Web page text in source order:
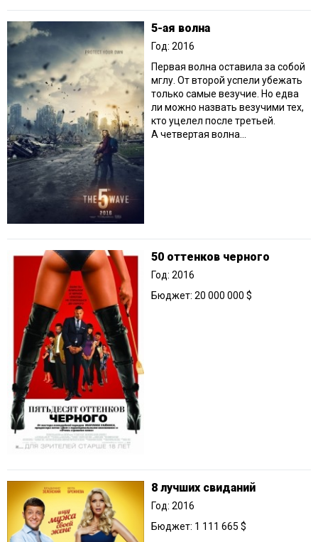
5-ая волна
Год: 2016
Первая волна оставила за собой
мглу. От второй успели убежать
только самые везучие. Но едва
ли можно назвать везучими тех,
кто уцелел после третьей.
А четвертая волна...
50 оттенков черного
Год: 2016
Бюджет: 20 000 000 $
8 лучших свиданий
Год: 2016
Бюджет: 1 111 665 $